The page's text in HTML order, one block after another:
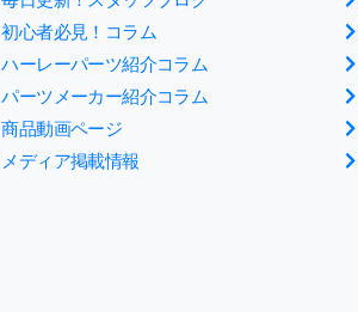
初心者必見！コラム
ハーレーパーツ紹介コラム
パーツメーカー紹介コラム
商品動画ページ
メディア掲載情報